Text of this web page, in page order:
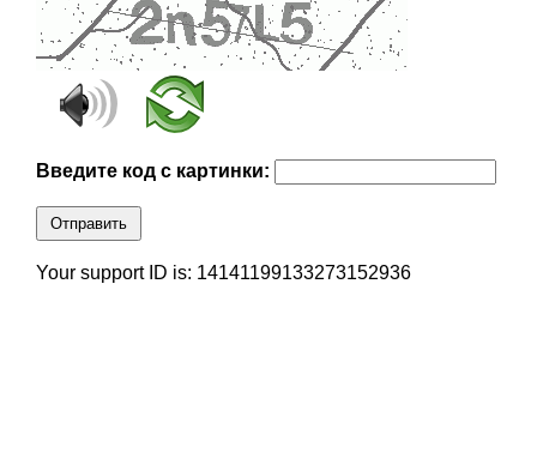
Введите код с картинки:
Отправить
Your support ID is: 14141199133273152936